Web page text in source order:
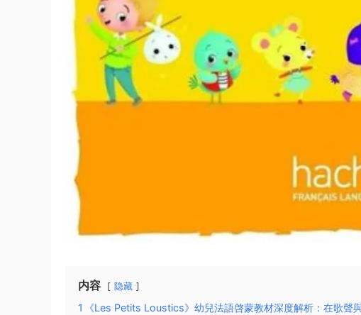
内容 隐藏
1
《Les Petits Loustics》幼兒法語啓蒙教材深度解析：在歌聲